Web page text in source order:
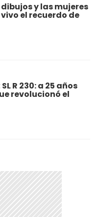
y las mujeres
el recuerdo de
R 230: a 25 años
revolucionó el